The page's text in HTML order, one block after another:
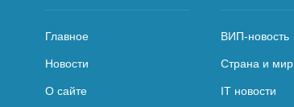
Главное
Новости
О сайте
ВИП-новость
Страна и мир
IT новости